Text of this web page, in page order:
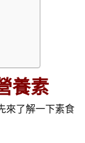
養素
來了解一下素食